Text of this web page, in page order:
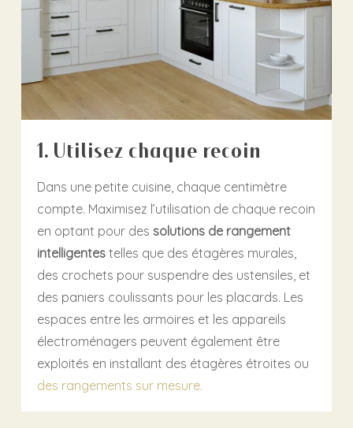
1. Utilisez chaque recoin
Dans une petite cuisine, chaque centimètre
compte. Maximisez l’utilisation de chaque recoin
en optant pour des solutions de rangement
intelligentestelles que des étagères murales,
des crochets pour suspendre des ustensiles, et
des paniers coulissants pour les placards. Les
espaces entre les armoires et les appareils
électroménagers peuvent également être
exploités en installant des étagères étroites ou
des rangements sur mesure.